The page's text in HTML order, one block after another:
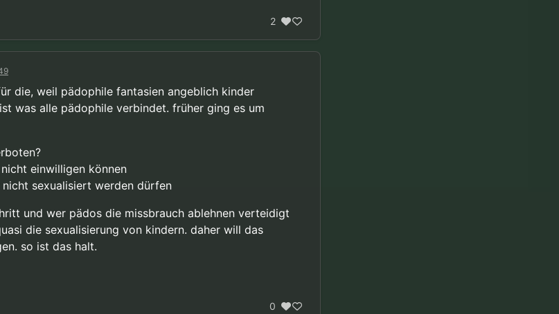
2
die, weil pädophile fantasien angeblich kinder
was alle pädophile verbindet. früher ging es um
einwilligen können
sexualisiert werden dürfen
und wer pädos die missbrauch ablehnen verteidigt
die sexualisierung von kindern. daher will das
so ist das halt.
0